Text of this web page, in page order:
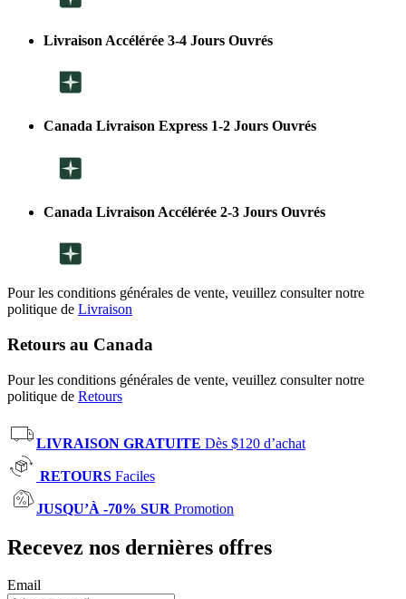
Livraison Accélérée 3-4 Jours Ouvrés
Canada Livraison Express 1-2 Jours Ouvrés
Canada Livraison Accélérée 2-3 Jours Ouvrés
Pour les conditions générales de vente, veuillez consulter notre
politique de Livraison
Retours au Canada
Pour les conditions générales de vente, veuillez consulter notre
politique de Retours
LIVRAISON GRATUITE Dès $120 d’achat
RETOURS Faciles
JUSQU’À -70% SUR Promotion
Recevez nos dernières offres
Email